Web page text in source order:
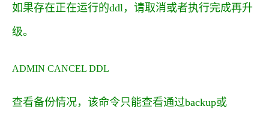
如果存在正在运行的ddl，请取消或者执行完成再升
级。
ADMIN CANCEL DDL
查看备份情况，该命令只能查看通过backup或